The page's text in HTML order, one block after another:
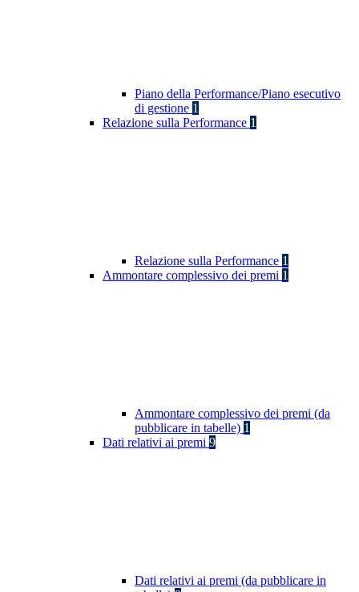
Piano della Performance/Piano esecutivo
di gestione 1
Relazione sulla Performance 1
Relazione sulla Performance 1
Ammontare complessivo dei premi 1
Ammontare complessivo dei premi (da
pubblicare in tabelle) 1
Dati relativi ai premi 9
Dati relativi ai premi (da pubblicare in